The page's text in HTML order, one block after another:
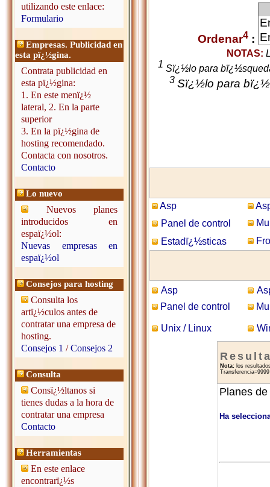
utilizando este enlace:
Formulario
Empresas. Publicidad en
esta pï¿½gina.
Contrata publicidad en
esta pï¿½gina:
1. En este menï¿½
lateral, 2. En la parte
superior
3. En la pï¿½gina de
hosting recomendado.
Contacta con nosotros.
Contacto
Lo nuevo
Nuevos planes
introducidos en
espaï¿½ol:
Nuevas empresas en
espaï¿½ol
Consejos para hosting
Consulta los
artï¿½culos antes de
contratar una empresa de
hosting.
Consejos 1 /Consejos 2
Consulta
Consï¿½ltanos si
tienes dudas a la hora de
contratar una empresa
Contacto
Herramientas
En este enlace
encontrarï¿½s
Ordenar4 :
NOTAS:
1 Sï¿½lo para
3 Sï¿½lo para
Asp
Panel de control
Estadï¿½sticas
Asp
Panel de control
Unix / Linux
Nota: los
Planes
Ha